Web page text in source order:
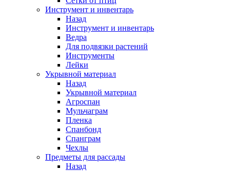
Инструмент и инвентарь
Назад
Инструмент и инвентарь
Ведра
Для подвязки растений
Инструменты
Лейки
Укрывной материал
Назад
Укрывной материал
Агроспан
Мульчаграм
Пленка
Спанбонд
Спанграм
Чехлы
Предметы для рассады
Назад